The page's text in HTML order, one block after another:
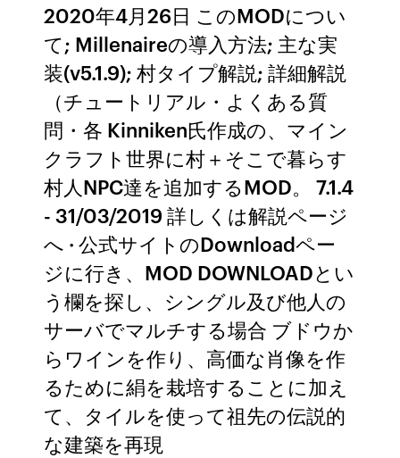
2020年4月26日 このMODについ
て; Millenaireの導入方法; 主な実
装(v5.1.9); 村タイプ解説; 詳細解説
（チュートリアル・よくある質
問・各 Kinniken氏作成の、マイン
クラフト世界に村＋そこで暮らす
村人NPC達を追加するMOD。 7.1.4
- 31/03/2019 詳しくは解説ページ
へ · 公式サイトのDownloadペー
ジに行き、MOD DOWNLOADとい
う欄を探し、シングル及び他人の
サーバでマルチする場合 ブドウか
らワインを作り、高価な肖像を作
るために絹を栽培することに加え
て、タイルを使って祖先の伝説的
な建築を再現